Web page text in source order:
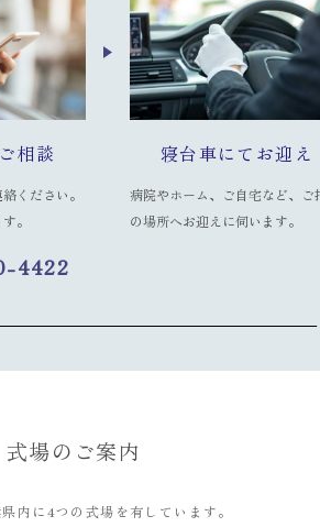
相談
ください。
。
4422
寝台車にてお迎え
病院やホーム、ご自宅など、ご
の場所へお迎えに伺います。
式場のご案内
内に4つの式場を有しています。